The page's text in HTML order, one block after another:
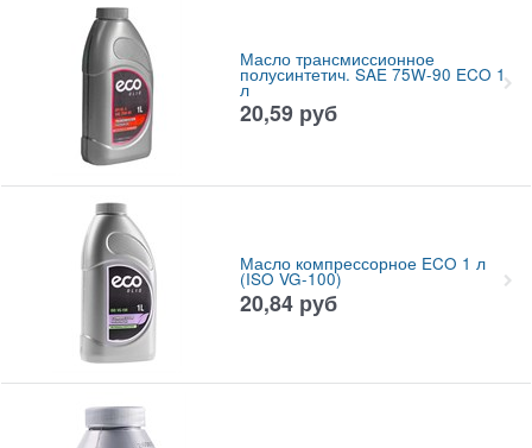
Масло трансмиссионное
полусинтетич. SAE 75W-90 ECO 1
л
20,59 руб
Масло компрессорное ECO 1 л
(ISO VG-100)
20,84 руб